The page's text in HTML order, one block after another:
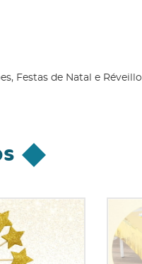
Festas de Natal e